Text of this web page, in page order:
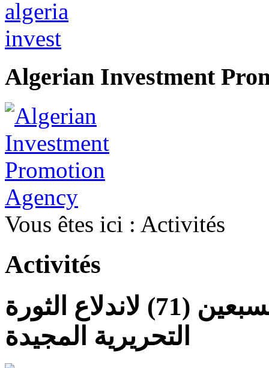
Algerian Investment
Vous êtes ici : Activités
Activités
إحياءً الذكرى الواحدة والسبعين (71) لاندلاع الثورة
التحريرية المجيدة